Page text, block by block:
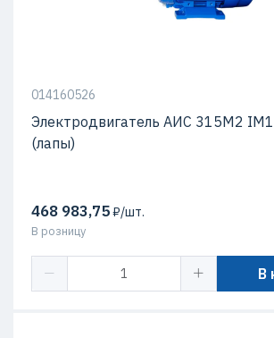
014160526
Электродвигатель АИС 315М2
(лапы)
468 983,75₽/шт.
В розницу
В